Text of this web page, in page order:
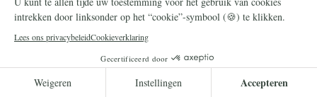
voeten van Pater Pio
Op de liturgische feestdag van de heilige Padre Pio, zijn
duizenden gebedsintenties bij zijn graf in San Giovanni
Onbevlekt Hart zal triomferen reisden met de intenties